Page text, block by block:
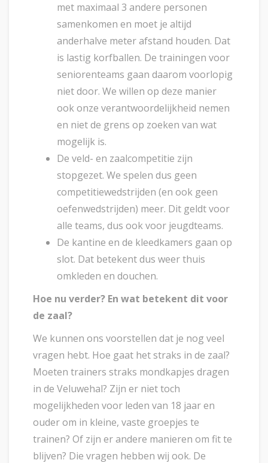
met maximaal 3 andere personen
samenkomen en moet je altijd
anderhalve meter afstand houden. Dat
is lastig korfballen. De trainingen voor
seniorenteams gaan daarom voorlopig
niet door. We willen op deze manier
ook onze verantwoordelijkheid nemen
en niet de grens op zoeken van wat
mogelijk is.
De veld- en zaalcompetitie zijn
stopgezet. We spelen dus geen
competitiewedstrijden (en ook geen
oefenwedstrijden) meer. Dit geldt voor
alle teams, dus ook voor jeugdteams.
De kantine en de kleedkamers gaan op
slot. Dat betekent dus weer thuis
omkleden en douchen.
Hoe nu verder? En wat betekent dit voor
de zaal?
We kunnen ons voorstellen dat je nog veel
vragen hebt. Hoe gaat het straks in de zaal?
Moeten trainers straks mondkapjes dragen
in de Veluwehal? Zijn er niet toch
mogelijkheden voor leden van 18 jaar en
ouder om in kleine, vaste groepjes te
trainen? Of zijn er andere manieren om fit te
blijven? Die vragen hebben wij ook. De